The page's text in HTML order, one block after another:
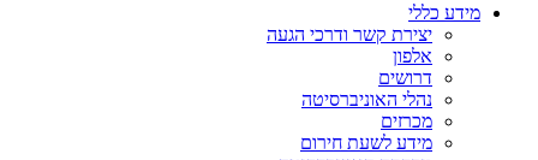
מידע כללי
יצירת קשר ודרכי הגעה
אלפון
דרושים
נהלי האוניברסיטה
מכרזים
מידע לשעת חירום